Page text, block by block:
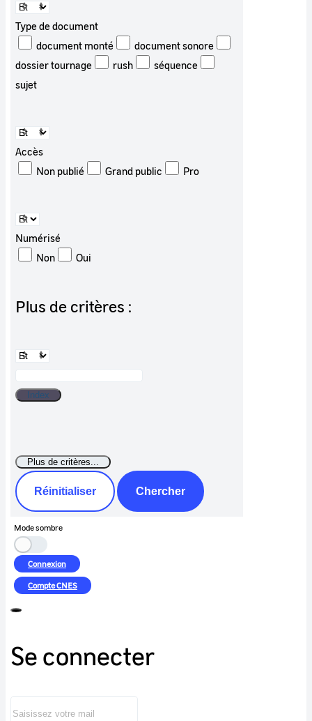
Type de document
document monté
document sonore
dossier tournage
rush
séquence
sujet
Accès
Non publié
Grand public Pro
Numérisé
Non
Oui
Plus de critères :
Réinitialiser Chercher
Mode sombre
Connexion
CompteCNES
Se connecter